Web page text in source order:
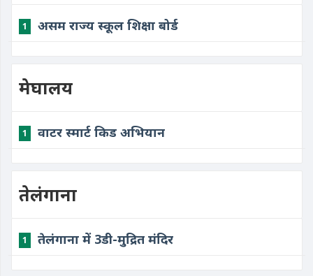
1 असम राज्य स्कूल शिक्षा बोर्ड
मेघालय
1 वाटर स्मार्ट किड अभियान
तेलंगाना
1 तेलंगाना में 3डी-मुद्रित मंदिर